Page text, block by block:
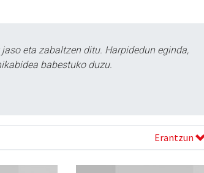
eta zabaltzen ditu. Harpidedun eginda,
babestuko duzu.
Erantzun